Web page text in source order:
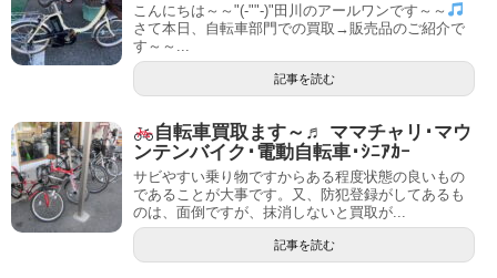
こんにちは～～"(-""-)"田川のアールワンです～～
さて本日、自転車部門での買取→販売品のご紹介で
す～～...
記事を読む
自転車買取ます～♬ ママチャリ･マウ
ンテンバイク･電動自転車･ｼﾆｱｶｰ
サビやすい乗り物ですからある程度状態の良いもの
であることが大事です。又、防犯登録がしてあるも
のは、面倒ですが、抹消しないと買取が...
記事を読む